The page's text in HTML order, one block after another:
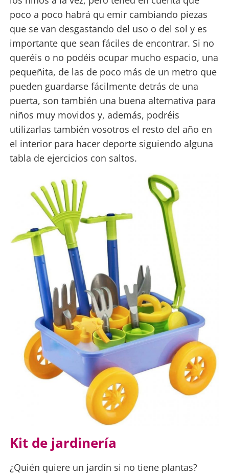
poco a poco habrá qu emir cambiando piezas
que se van desgastando del uso o del sol y es
importante que sean fáciles de encontrar. Si no
queréis o no podéis ocupar mucho espacio, una
pequeñita, de las de poco más de un metro que
pueden guardarse fácilmente detrás de una
puerta, son también una buena alternativa para
niños muy movidos y, además, podréis
utilizarlas también vosotros el resto del año en
el interior para hacer deporte siguiendo alguna
tabla de ejercicios con saltos.
Kit de jardinería
¿Quién quiere un jardín si no tiene plantas?